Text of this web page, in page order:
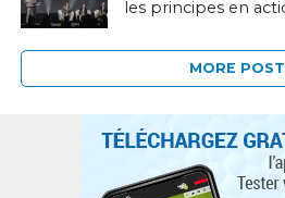
les principes en
MORE